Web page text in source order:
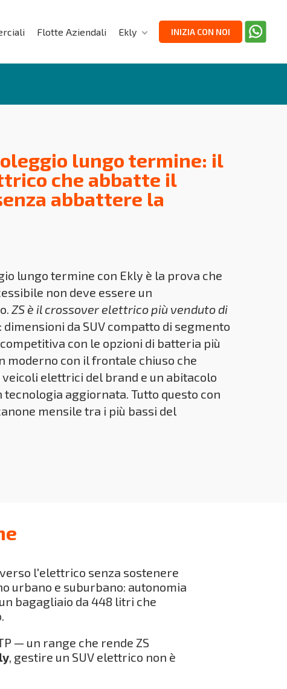
Flotte Aziendali Ekly INIZIA CON NOI
lungo termine: il
che abbatte il
abbattere la
lungo termine con Ekly è la prova che
non deve essere un
ZS è il crossover elettrico più venduto di
: dimensioni da SUV compatto di segmento
con le opzioni di batteria più
moderno con il frontale chiuso che
elettrici del brand e un abitacolo
tecnologia aggiornata. Tutto questo con
mensile tra i più bassi del
l'elettrico senza sostenere
urbano e suburbano: autonomia
bagagliaio da 448 litri che
— un range che rende ZS
, gestire un SUV elettrico non è